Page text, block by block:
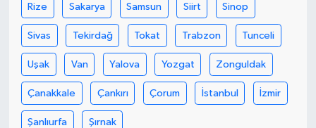
Rize Sakarya Samsun Siirt Sinop
Sivas Tekirdağ Tokat Trabzon Tunceli
Uşak Van Yalova Yozgat Zonguldak
Çanakkale Çankırı Çorum İstanbul İzmir
Şanlıurfa Şırnak